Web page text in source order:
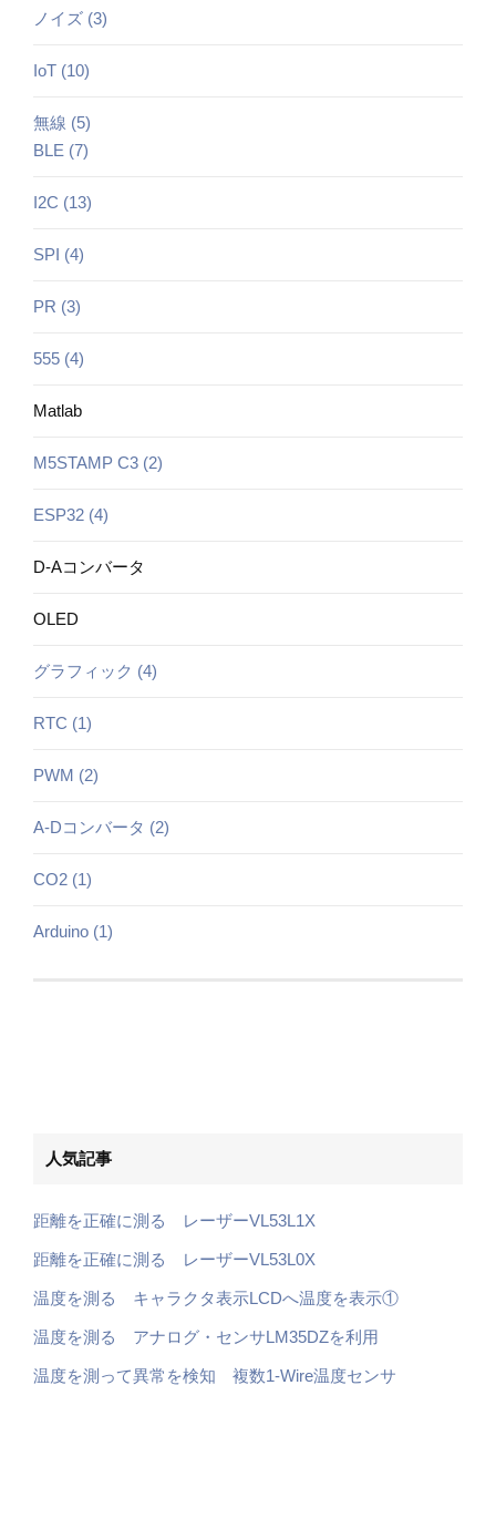
ノイズ (3)
IoT (10)
無線 (5)
BLE (7)
I2C (13)
SPI (4)
PR (3)
555 (4)
Matlab
M5STAMP C3 (2)
ESP32 (4)
D-Aコンバータ
OLED
グラフィック (4)
RTC (1)
PWM (2)
A-Dコンバータ (2)
CO2 (1)
Arduino (1)
人気記事
距離を正確に測る レーザーVL53L1X
距離を正確に測る レーザーVL53L0X
温度を測る キャラクタ表示LCDへ温度を表示①
温度を測る アナログ・センサLM35DZを利用
温度を測って異常を検知 複数1-Wire温度センサ